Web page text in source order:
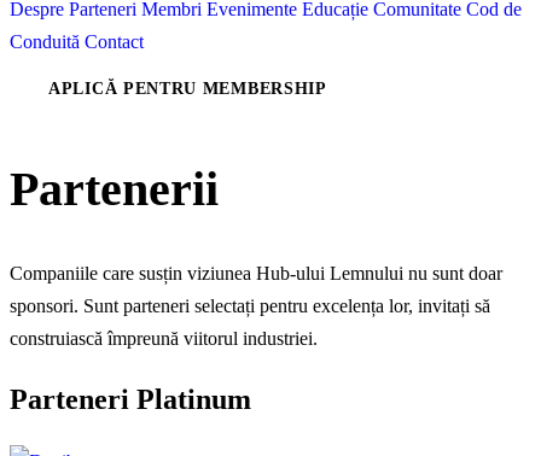
Despre Parteneri Membri Evenimente Educație Comunitate Cod de
Conduită Contact
APLICĂ PENTRU MEMBERSHIP
Partenerii
Companiile care susțin viziunea Hub-ului Lemnului nu sunt doar
sponsori. Sunt parteneri selectați pentru excelența lor, invitați să
construiască împreună viitorul industriei.
Parteneri Platinum